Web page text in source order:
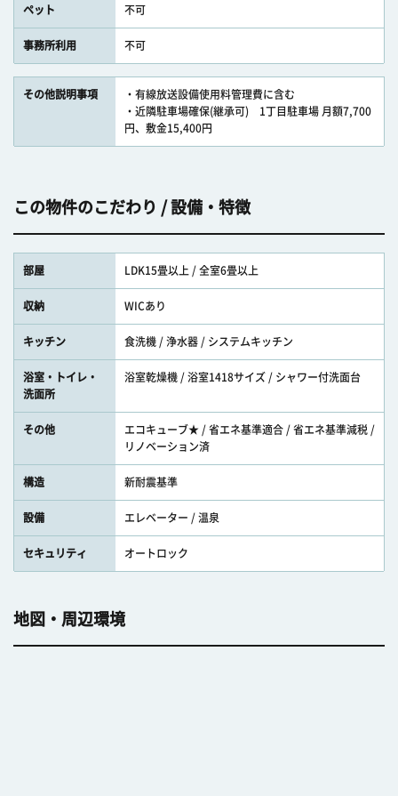
ペット 不可
事務所利用 不可
その他説明事項
・有線放送設備使用料管理費に含む
・近隣駐車場確保(継承可) 1丁目駐車場 月額7,700
円、敷金15,400円
この物件のこだわり / 設備・特徴
部屋 LDK15畳以上 / 全室6畳以上
収納 WICあり
キッチン 食洗機 / 浄水器 / システムキッチン
浴室・トイレ・
洗面所
浴室乾燥機 / 浴室1418サイズ / シャワー付洗面台
その他
エコキューブ★ / 省エネ基準適合 / 省エネ基準減税 /
リノベーション済
構造 新耐震基準
設備 エレベーター / 温泉
セキュリティ オートロック
地図・周辺環境